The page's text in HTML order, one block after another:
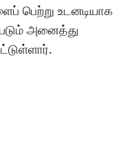
பெற்று உடனடியாக
அனைத்து